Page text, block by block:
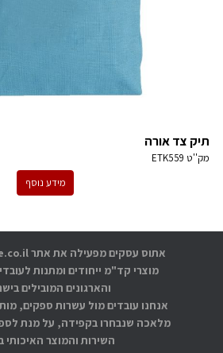
תיק צד אורה
מק''ט ETK559
מידע נוסף
מוצרי קד"מ ייחודים ומתנות
והארגונים המובילים
אנחנו עובדים מול עשרות ספקים,
מלאכה שנבחרו בקפידה, על מנת
השירות והמוצר האיכותי